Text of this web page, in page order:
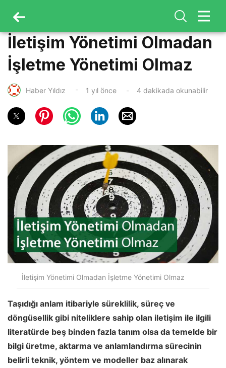
İletişim Yönetimi Olmadan
İşletme Yönetimi Olmaz
Haber Yıldız 1 yıl önce 4 dakikada okunabilir
İletişim Yönetimi Olmadan İşletme Yönetimi Olmaz
Taşıdığı anlam itibariyle süreklilik, süreç ve
döngüsellik gibi niteliklere sahip olan iletişim ile ilgili
literatürde beş binden fazla tanım olsa da temelde bir
bilgi üretme, aktarma ve anlamlandırma sürecinin
belirli teknik, yöntem ve modeller baz alınarak